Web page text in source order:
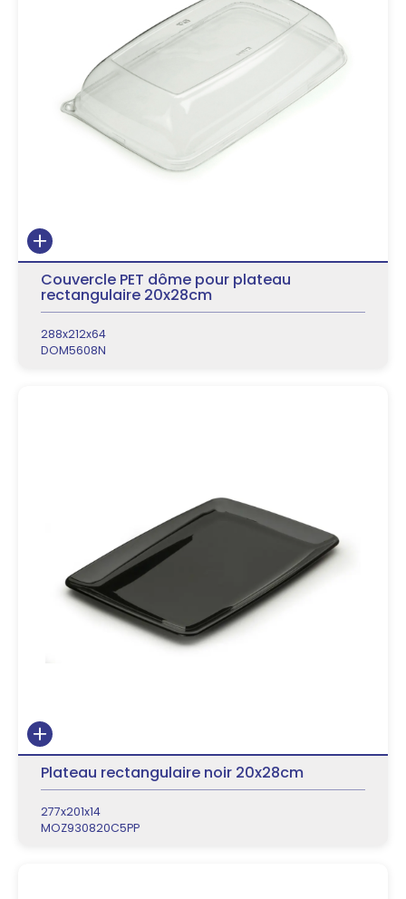
Couvercle PET dôme pour plateau
rectangulaire 20x28cm
288x212x64
DOM5608N
Plateau rectangulaire noir 20x28cm
277x201x14
MOZ930820C5PP